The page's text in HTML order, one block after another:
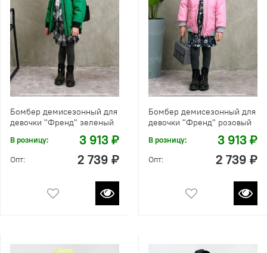
Бомбер демисезонный для
девочки "Френд" зеленый
В розницу: 3 913 ₽
Опт: 2 739 ₽
Бомбер демисезонный для
девочки "Френд" розовый
В розницу: 3 913 ₽
Опт: 2 739 ₽